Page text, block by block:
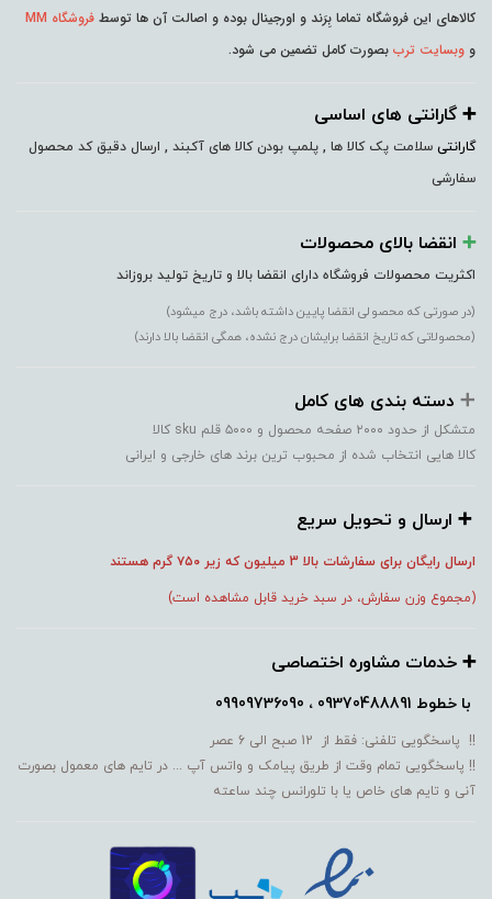
کالاهای این فروشگاه تماما بِرَند و اورجینال بوده و اصالت آن ها توسط فروشگاه MM
و وبسایت ترب بصورت کامل تضمین می شود.
➕️ گارانتی های اساسی
گارانتی سلامت پک کالا ها , پلمپ بودن کالا های آکبند , ارسال دقیق کد محصول
سفارشی
➕️ انقضا بالای محصولات
اکثریت محصولات فروشگاه دارای انقضا بالا و تاریخ تولید بروزاند
(در صورتی که محصولی انقضا پایین داشته باشد، درج میشود)
(محصولاتی که تاریخ انقضا برایشان درج نشده، همگی انقضا بالا دارند)
➕️ دسته بندی های کامل
متشکل از حدود ۲۰۰۰ صفحه محصول و ۵۰۰۰ قلم sku کالا
کالا هایی انتخاب شده از محبوب ترین برند های خارجی و ایرانی
➕️ ارسال و تحویل سریع
ارسال رایگان برای سفارشات بالا 3 میلیون که زیر ۷۵۰ گرم هستند
(مجموع وزن سفارش، در سبد خرید قابل مشاهده است)
➕️ خدمات مشاوره اختصاصی
با خطوط 09370488891 ، 09909736090
!! پاسخگویی تلفنی: فقط از 12 صبح الی 6 عصر
!! پاسخگویی تمام وقت از طریق پیامک و واتس آپ ... در تایم های معمول بصورت
آنی و تایم های خاص یا با تلورانس چند ساعته